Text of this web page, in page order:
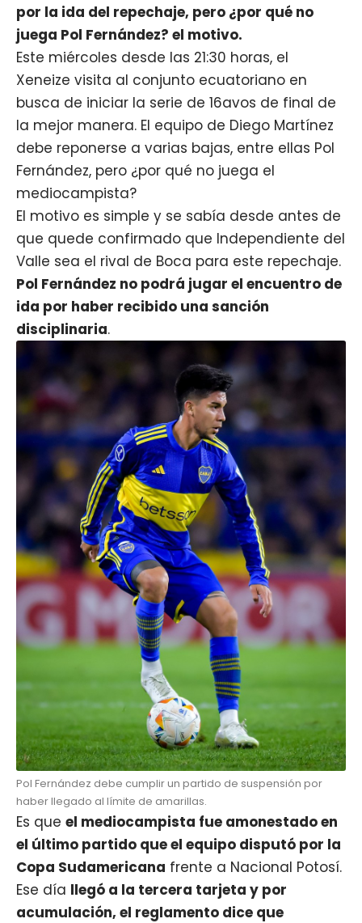
por la ida del repechaje, pero ¿por qué no
juega Pol Fernández? el motivo.
Este miércoles desde las 21:30 horas, el
Xeneize visita al conjunto ecuatoriano en
busca de iniciar la serie de 16avos de final de
la mejor manera. El equipo de Diego Martínez
debe reponerse a varias bajas, entre ellas Pol
Fernández, pero ¿por qué no juega el
mediocampista?
El motivo es simple y se sabía desde antes de
que quede confirmado que Independiente del
Valle sea el rival de Boca para este repechaje.
Pol Fernández no podrá jugar el encuentro de
ida por haber recibido una sanción
disciplinaria.
Pol Fernández debe cumplir un partido de suspensión por
haber llegado al límite de amarillas.
Es que el mediocampista fue amonestado en
el último partido que el equipo disputó por la
Copa Sudamericana frente a Nacional Potosí.
Ese día llegó a la tercera tarjeta y por
acumulación, el reglamento dice que